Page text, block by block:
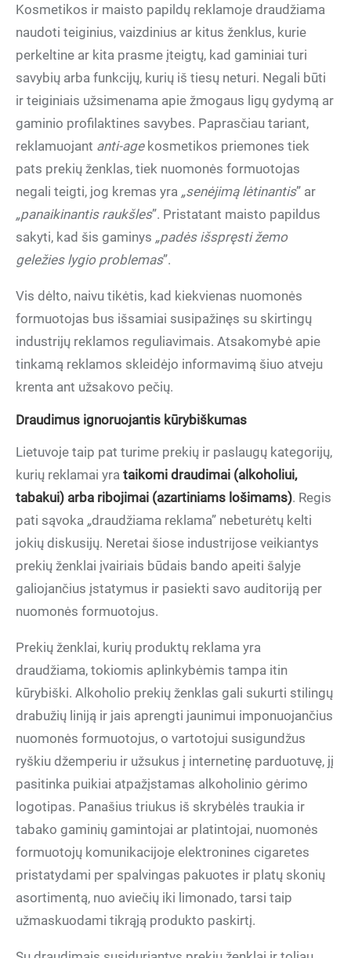
Kosmetikos ir maisto papildų reklamoje draudžiama
naudoti teiginius, vaizdinius ar kitus ženklus, kurie
perkeltine ar kita prasme įteigtų, kad gaminiai turi
savybių arba funkcijų, kurių iš tiesų neturi. Negali būti
ir teiginiais užsimenama apie žmogaus ligų gydymą ar
gaminio profilaktines savybes. Paprasčiau tariant,
reklamuojant anti-agekosmetikos priemones tiek
pats prekių ženklas, tiek nuomonės formuotojas
negali teigti, jog kremas yra „senėjimą lėtinantis” ar
„panaikinantis raukšles”. Pristatant maisto papildus
sakyti, kad šis gaminys „padės išspręsti žemo
geležies lygio problemas”.
Vis dėlto, naivu tikėtis, kad kiekvienas nuomonės
formuotojas bus išsamiai susipažinęs su skirtingų
industrijų reklamos reguliavimais. Atsakomybė apie
tinkamą reklamos skleidėjo informavimą šiuo atveju
krenta ant užsakovo pečių.
Draudimus ignoruojantis kūrybiškumas
Lietuvoje taip pat turime prekių ir paslaugų kategorijų,
kurių reklamai yra taikomi draudimai (alkoholiui,
tabakui) arba ribojimai (azartiniams lošimams). Regis
pati sąvoka „draudžiama reklama” nebeturėtų kelti
jokių diskusijų. Neretai šiose industrijose veikiantys
prekių ženklai įvairiais būdais bando apeiti šalyje
galiojančius įstatymus ir pasiekti savo auditoriją per
nuomonės formuotojus.
Prekių ženklai, kurių produktų reklama yra
draudžiama, tokiomis aplinkybėmis tampa itin
kūrybiški. Alkoholio prekių ženklas gali sukurti stilingų
drabužių liniją ir jais aprengti jaunimui imponuojančius
nuomonės formuotojus, o vartotojui susigundžus
ryškiu džemperiu ir užsukus į internetinę parduotuvę, jį
pasitinka puikiai atpažįstamas alkoholinio gėrimo
logotipas. Panašius triukus iš skrybėlės traukia ir
tabako gaminių gamintojai ar platintojai, nuomonės
formuotojų komunikacijoje elektronines cigaretes
pristatydami per spalvingas pakuotes ir platų skonių
asortimentą, nuo aviečių iki limonado, tarsi taip
užmaskuodami tikrąją produkto paskirtį.